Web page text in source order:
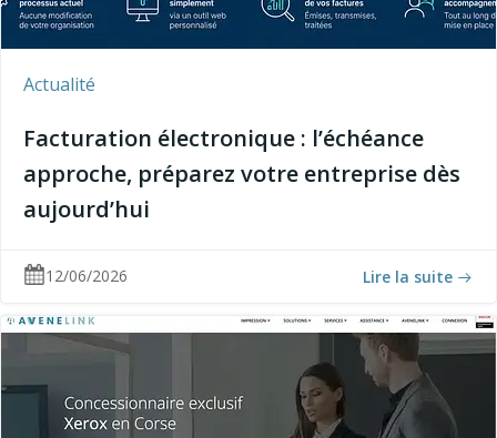
Actualité
Facturation électronique : l’échéance
approche, préparez votre entreprise dès
aujourd’hui
12/06/2026 Lire la suite